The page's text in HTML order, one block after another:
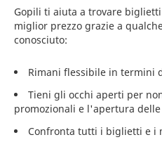
Gopili ti aiuta a trovare
miglior prezzo grazie a
conosciuto:
Rimani flessibile in termini
Tieni gli occhi aperti per
promozionali e l'apertura
Confronta tutti i biglietti e i